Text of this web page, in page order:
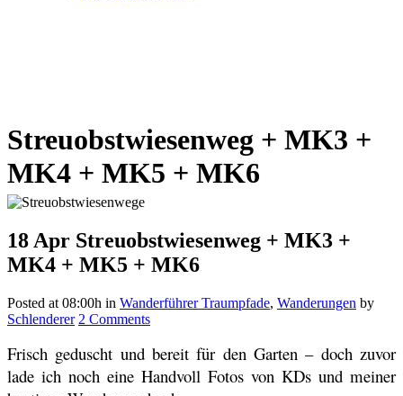
Streuobstwiesenweg + MK3 +
MK4 + MK5 + MK6
18 Apr Streuobstwiesenweg + MK3 +
MK4 + MK5 + MK6
Posted at 08:00h in Wanderführer Traumpfade, Wanderungen by
Schlenderer 2 Comments
Frisch geduscht und bereit für den Garten – doch zuvor
lade ich noch eine Handvoll Fotos von KDs und meiner